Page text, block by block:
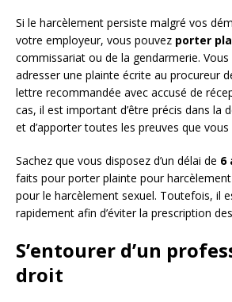
Si le harcèlement persiste malgré vos
votre employeur, vous pouvez porter
commissariat ou de la gendarmerie.
adresser une plainte écrite au procureur
lettre recommandée avec accusé de
cas, il est important d’être précis dans la
et d’apporter toutes les preuves que
Sachez que vous disposez d’un délai de 6
faits pour porter plainte pour
pour le harcèlement sexuel. Toutefois, il
rapidement afin d’éviter la prescription
S’entourer d’un
droit